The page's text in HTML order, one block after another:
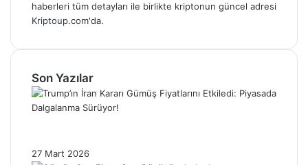
haberleri tüm detayları ile birlikte kriptonun güncel adresi
Kriptoup.com'da.
Son Yazılar
27 Mart 2026